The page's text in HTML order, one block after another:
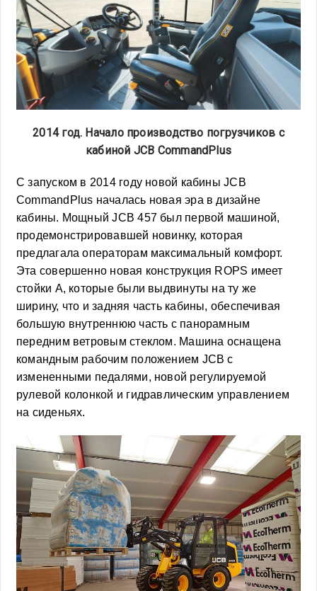
2014 год. Начало производство погрузчиков с
кабиной JCB CommandPlus
С запуском в 2014 году новой кабины JCB
CommandPlus началась новая эра в дизайне
кабины. Мощный JCB 457 был первой машиной,
продемонстрировавшей новинку, которая
предлагала операторам максимальный комфорт.
Эта совершенно новая конструкция ROPS имеет
стойки A, которые были выдвинуты на ту же
ширину, что и задняя часть кабины, обеспечивая
большую внутреннюю часть с панорамным
передним ветровым стеклом. Машина оснащена
командным рабочим положением JCB с
измененными педалями, новой регулируемой
рулевой колонкой и гидравлическим управлением
на сиденьях.